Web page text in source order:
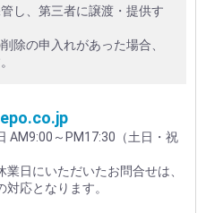
し、第三者に譲渡・提供す
除の申入れがあった場合、
AM9:00～PM17:30（土日・祝
業日にいただいたお問合せは、
対応となります。